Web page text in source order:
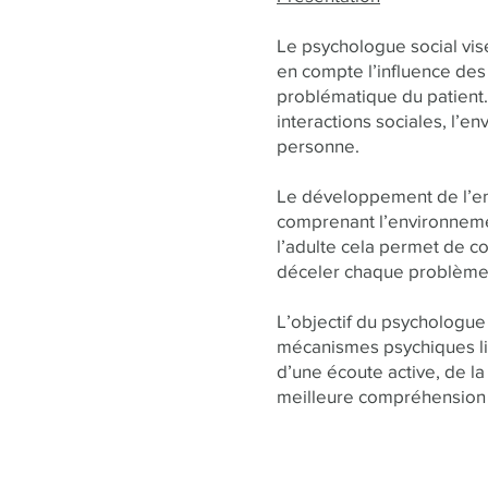
Le psychologue social
en compte l’influence
problématique du
interactions sociales,
personne.
Le développement de
comprenant
l’adulte cela permet de
déceler chaque
L’objectif du
mécanismes psychiques
d’une écoute active, de
meilleure